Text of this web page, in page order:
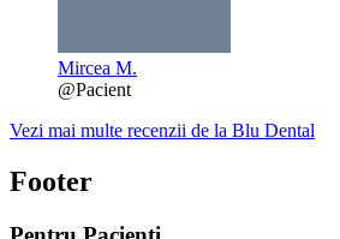
Mircea M.
@Pacient
Vezi mai multe recenzii de la Blu Dental
Footer